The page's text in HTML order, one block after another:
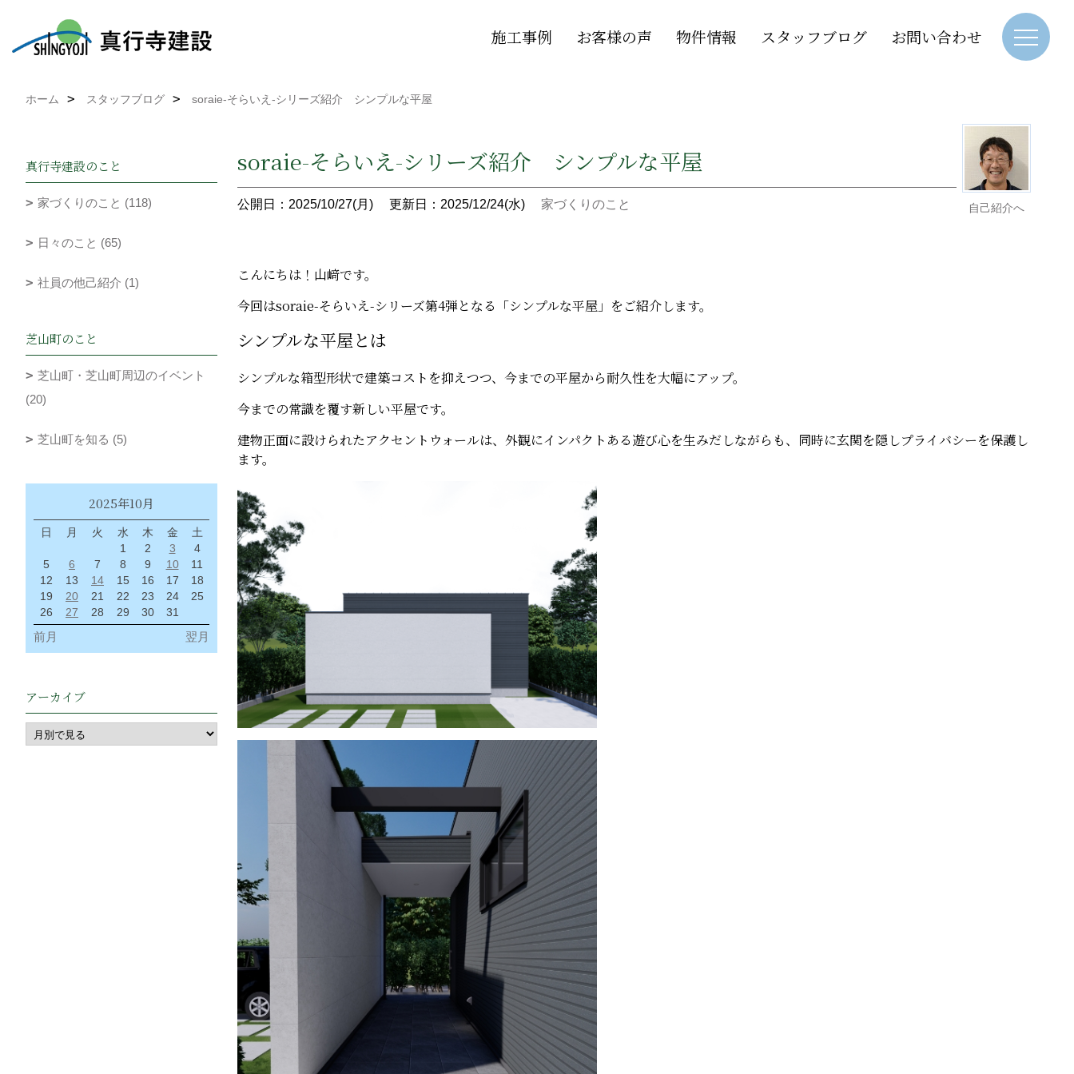
施工事例 お客様の声 物件情報 スタッフブログ お問い合わせ
ホーム スタッフブログ soraie-そらいえ-シリーズ紹介 シンプルな平屋
自己紹介へ
soraie-そらいえ-シリーズ紹介 シンプルな平屋
公開日：2025/10/27(月) 更新日：2025/12/24(水) 家づくりのこと
こんにちは！山﨑です。
今回はsoraie-そらいえ-シリーズ第4弾となる「シンプルな平屋」をご紹介します。
シンプルな平屋とは
シンプルな箱型形状で建築コストを抑えつつ、今までの平屋から耐久性を大幅にアップ。
今までの常識を覆す新しい平屋です。
建物正面に設けられたアクセントウォールは、外観にインパクトある遊び心を生みだしながらも、同時に玄関を隠しプライバシーを保護し
ます。
真行寺建設のこと
家づくりのこと (118)
日々のこと (65)
社員の他己紹介 (1)
芝山町のこと
芝山町・芝山町周辺のイベント
(20)
芝山町を知る (5)
2025年10月
日 月 火 水 木 金
土
1
2 3
4
5
6 7 8 9 10
11
12
13 14 15 16 17
18
19
20 21 22 23 24
25
26
27 28 29 30 31
前月 翌月
アーカイブ